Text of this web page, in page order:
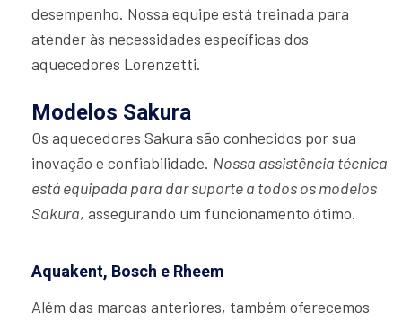
desempenho. Nossa equipe está treinada para
atender às necessidades específicas dos
aquecedores Lorenzetti.
Modelos Sakura
Os aquecedores Sakura são conhecidos por sua
inovação e confiabilidade. Nossa assistência técnica
está equipada para dar suporte a todos os modelos
Sakura, assegurando um funcionamento ótimo.
Aquakent, Bosch e Rheem
Além das marcas anteriores, também oferecemos